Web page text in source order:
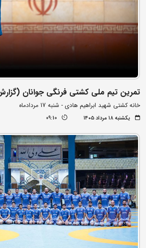
تمرین تیم ملی کشتی فرنگی جوانان
خانه کشتی شهید ابراهیم هادی - شنبه 17 مردادماه
یکشنبه ۱۸ مرداد ۱۴۰۵ 09:10